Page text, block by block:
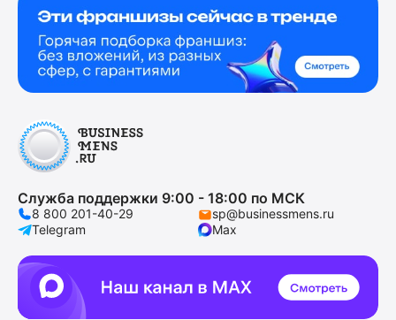
Служба поддержки 9:00 - 18:00 по МСК
8 800 201-40-29
sp@businessmens.ru
Telegram
Max